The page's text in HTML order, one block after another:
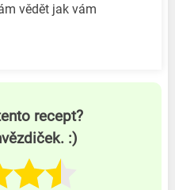
vědět jak vám
recept?
:)